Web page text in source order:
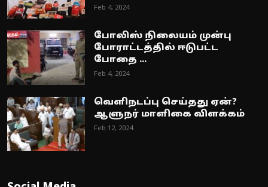
Feb 4, 2024
போலிஸ் நிலையம் முன்பு
போராட்டத்தில் ஈடுபட்ட
போதை ...
Feb 4, 2024
வெளிநடப்பு செய்தது ஏன்?
ஆளுநர் மாளிகை விளக்கம்
Feb 12, 2024